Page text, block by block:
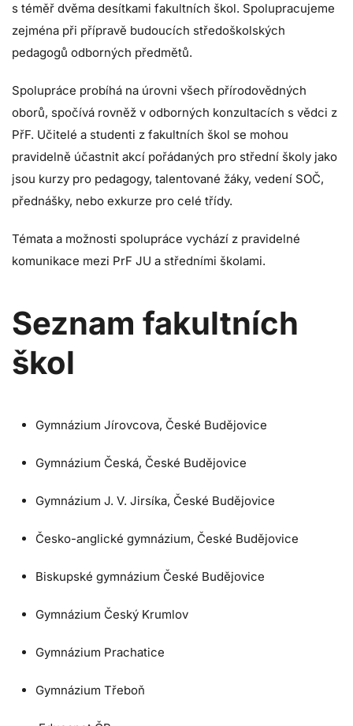
s téměř dvěma desítkami fakultních škol. Spolupracujeme
zejména při přípravě budoucích středoškolských
pedagogů odborných předmětů.
Spolupráce probíhá na úrovni všech přírodovědných
oborů, spočívá rovněž v odborných konzultacích s vědci z
PřF. Učitelé a studenti z fakultních škol se mohou
pravidelně účastnit akcí pořádaných pro střední školy jako
jsou kurzy pro pedagogy, talentované žáky, vedení SOČ,
přednášky, nebo exkurze pro celé třídy.
Témata a možnosti spolupráce vychází z pravidelné
komunikace mezi PrF JU a středními školami.
Seznam fakultních
škol
Gymnázium Jírovcova, České Budějovice
Gymnázium Česká, České Budějovice
Gymnázium J. V. Jirsíka, České Budějovice
Česko-anglické gymnázium, České Budějovice
Biskupské gymnázium České Budějovice
Gymnázium Český Krumlov
Gymnázium Prachatice
Gymnázium Třeboň